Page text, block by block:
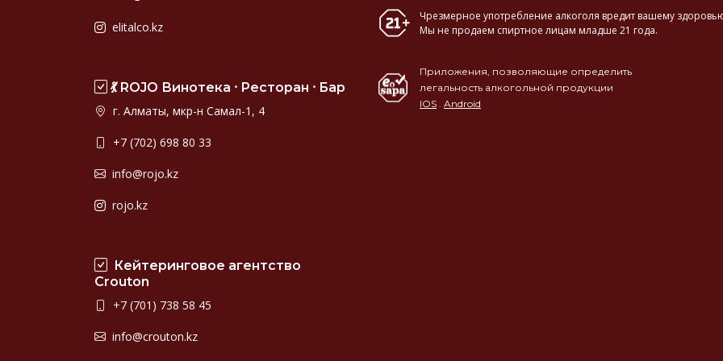
elitalco.kz
💃 ROJO Винотека ⸱ Ресторан ⸱ Бар
г. Алматы, мкр-н Самал-1, 4
+7 (702) 698 80 33
info@rojo.kz
rojo.kz
Кейтеринговое агентство
Crouton
+7 (701) 738 58 45
info@crouton.kz
Чрезмерное употребление алкоголя вредит вашему
Мы не продаем спиртное лицам младше 21 года.
Приложения, позволяющие определить
легальность алкогольной продукции
IOS . Android